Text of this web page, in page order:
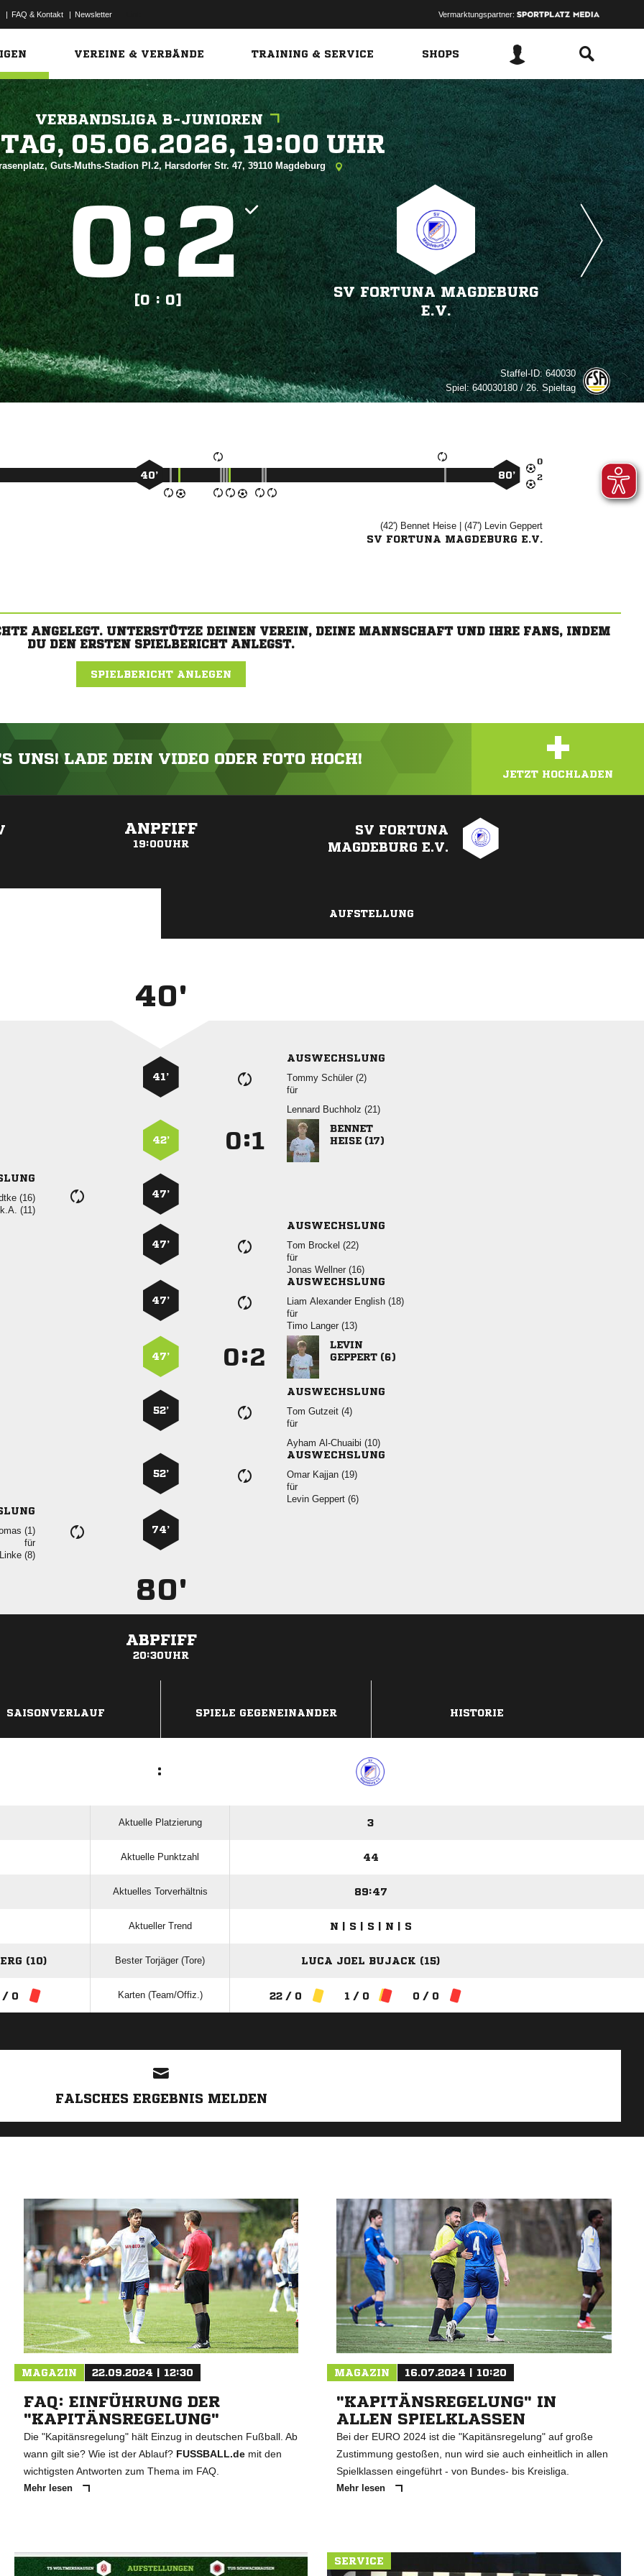
| FAQ & Kontakt | Newsletter Vermarktungspartner:
VEREINE & VERBÄNDE TRAINING & SERVICE SHOPS
VERBANDSLIGA B-JUNIOREN
  
Guts-Muths-Stadion Pl.2, Harsdorfer Str. 47, 39110 Magdeburg
:
[0 : 0]
SV FORTUNA MAGDEBURG
E.V.
Staffel-ID:640030
Spiel:640030180 / 26. Spieltag


40’ 80’
(42')   | (47')  
SV FORTUNA MAGDEBURG E.V.
ANGELEGT. UNTERSTÜTZE DEINEN VEREIN, DEINE MANNSCHAFT UND IHRE FANS, INDEM
DU DEN ERSTEN SPIELBERICHT ANLEGST.
SPIELBERICHT ANLEGEN
UNS! LADE DEIN VIDEO ODER FOTO HOCH! +
JETZT HOCHLADEN
ANPFIFF
19:00UHR
SV FORTUNA
MAGDEBURG E.V.
AUFSTELLUNG
40'
41’
AUSWECHSLUNG
  
für
  
42’ :

 

k.A. (11)
47’
47’
AUSWECHSLUNG
  
für
  
47’
AUSWECHSLUNG
   
für
  
47’ :

 
52’
AUSWECHSLUNG
  
für
  
52’
AUSWECHSLUNG
  
für
  

für

74’
80'
ABPFIFF
20:30UHR
SAISONVERLAUF SPIELE GEGENEINANDER HISTORIE
:
Aktuelle Platzierung 3
Aktuelle Punktzahl 44
Aktuelles Torverhältnis 89:47
Aktueller Trend N | S | S | N | S
(10) Bester Torjäger (Tore) LUCA JOEL BUJACK (15)
/ 0 Karten (Team/Offiz.) 22 / 0 1 / 0 0 / 0
FALSCHES ERGEBNIS MELDEN
MAGAZIN 22.09.2024 | 12:30
FAQ: EINFÜHRUNG DER
"KAPITÄNSREGELUNG"
Die "Kapitänsregelung" hält Einzug in deutschen Fußball. Ab
wann gilt sie? Wie ist der Ablauf? FUSSBALL.demit den
wichtigsten Antworten zum Thema im FAQ.
Mehr lesen
MAGAZIN 16.07.2024 | 10:20
"KAPITÄNSREGELUNG" IN
ALLEN SPIELKLASSEN
Bei der EURO 2024 ist die "Kapitänsregelung" auf große
Zustimmung gestoßen, nun wird sie auch einheitlich in allen
Spielklassen eingeführt - von Bundes- bis Kreisliga.
Mehr lesen
SERVICE